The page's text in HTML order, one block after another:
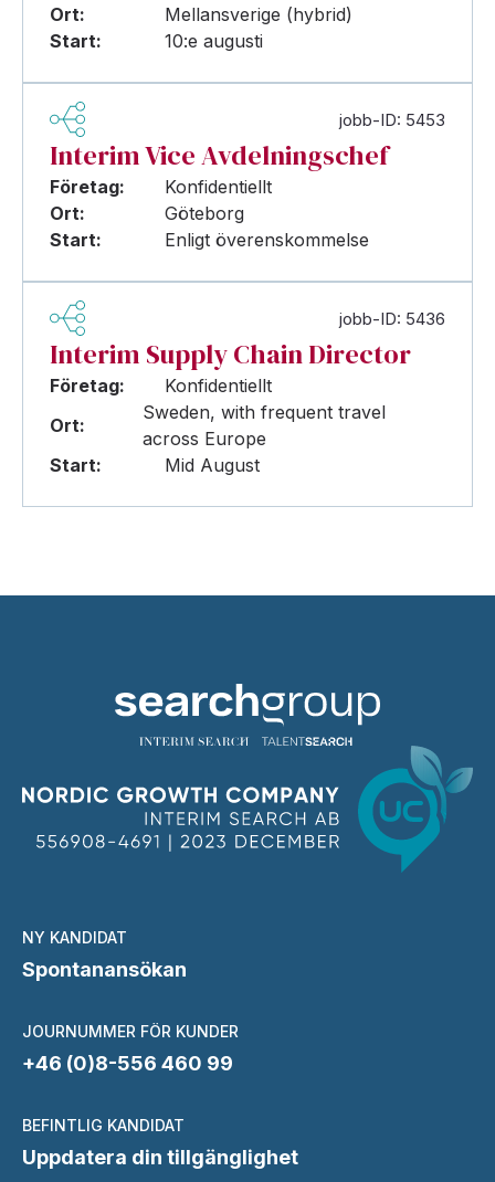
Ort:
Mellansverige (hybrid)
Start:
10:e augusti
jobb-ID: 5453
Interim Vice Avdelningschef
Företag:
Konfidentiellt
Ort:
Göteborg
Start:
Enligt överenskommelse
jobb-ID: 5436
Interim Supply Chain Director
Företag:
Konfidentiellt
Ort:
Sweden, with frequent travel
across Europe
Start:
Mid August
NY KANDIDAT
Spontanansökan
JOURNUMMER FÖR KUNDER
+46 (0)8-556 460 99
BEFINTLIG KANDIDAT
Uppdatera din tillgänglighet